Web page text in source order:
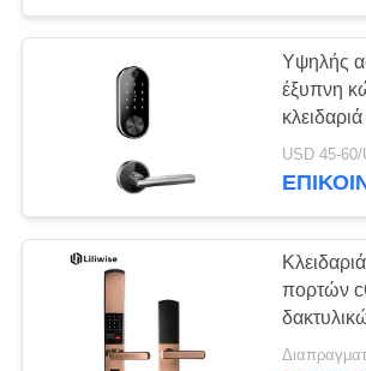
ΓΎΡΟΣ
ΕΡΓΟΣΤΑΣΊΩΝ
ΠΟΙΟΤΙΚΌΣ
ΈΛΕΓΧΟΣ
ΜΑΣ
ΕΛΆΤΕ
Υψηλής
έξυπνη
USD 45-60/
πορτών